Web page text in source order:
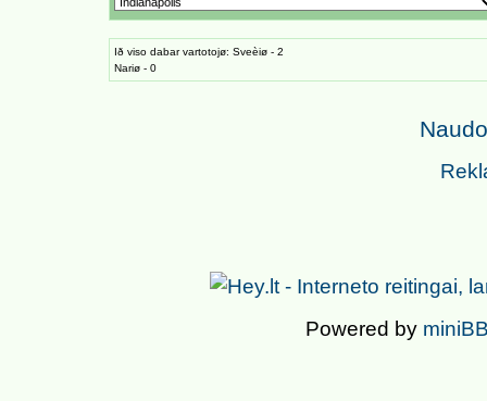
Ið viso dabar vartotojø: Sveèiø - 2
Nariø - 0
Powered by